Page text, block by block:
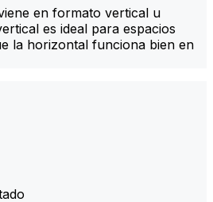
en formato vertical u
es ideal para espacios
la horizontal funciona bien en